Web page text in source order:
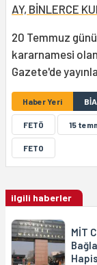
AY, BİNLERCE
20 Temmuz
kararnamesi olan
Gazete'de
Haber Yeri
FETÖ 15
FETO
ilgili haberler
MİT